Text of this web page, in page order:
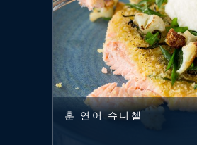
훈 연어 슈니첼